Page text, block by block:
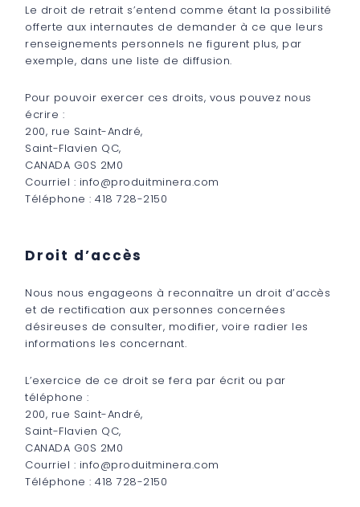
Le droit de retrait s’entend comme étant la possibilité
offerte aux internautes de demander à ce que leurs
renseignements personnels ne figurent plus, par
exemple, dans une liste de diffusion.
Pour pouvoir exercer ces droits, vous pouvez nous
écrire :
200, rue Saint-André,
Saint-Flavien QC,
CANADA G0S 2M0
Courriel : info@produitminera.com
Téléphone : 418 728-2150
Droit d’accès
Nous nous engageons à reconnaître un droit d’accès
et de rectification aux personnes concernées
désireuses de consulter, modifier, voire radier les
informations les concernant.
L’exercice de ce droit se fera par écrit ou par
téléphone :
200, rue Saint-André,
Saint-Flavien QC,
CANADA G0S 2M0
Courriel : info@produitminera.com
Téléphone : 418 728-2150